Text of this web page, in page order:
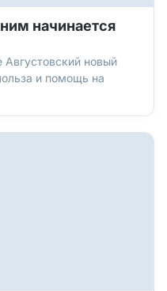
начинается
Августовский новый
и помощь на